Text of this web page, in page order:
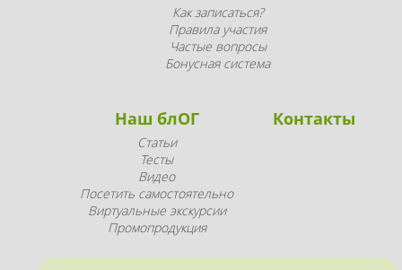
Как записаться?
Правила участия
Частые вопросы
Бонусная система
Наш блОГ
Статьи
Тесты
Видео
Посетить самостоятельно
Виртуальные экскурсии
Промопродукция
Контакты